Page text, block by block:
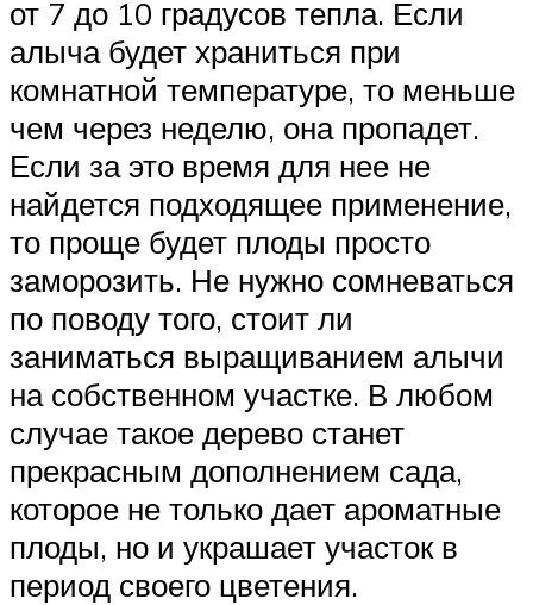
от 7 до 10 градусов тепла. Если
алыча будет храниться при
комнатной температуре, то меньше
чем через неделю, она пропадет.
Если за это время для нее не
найдется подходящее применение,
то проще будет плоды просто
заморозить. Не нужно сомневаться
по поводу того, стоит ли
заниматься выращиванием алычи
на собственном участке. В любом
случае такое дерево станет
прекрасным дополнением сада,
которое не только дает ароматные
плоды, но и украшает участок в
период своего цветения.